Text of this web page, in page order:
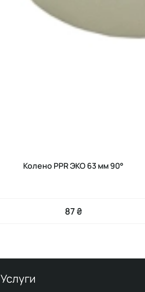
Колено PPR ЭКО 63 мм 90°
87 ₴
Услуги